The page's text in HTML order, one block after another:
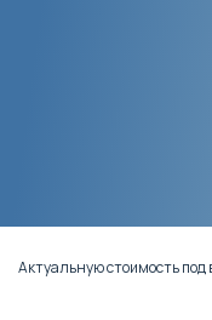
Актуальную стоимость